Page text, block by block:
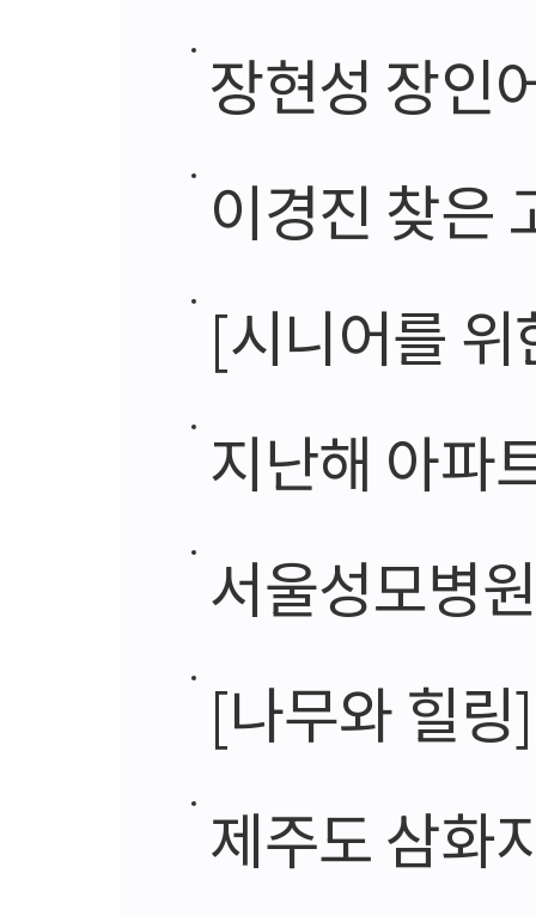
장현성 장인
이경진 찾은
[시니어를 위한 해
지난해 아파
서울성모병원,
[나무와 힐
제주도 삼화